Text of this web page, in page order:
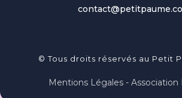
© Tous droits réservés au Petit
Mentions Légales - Association